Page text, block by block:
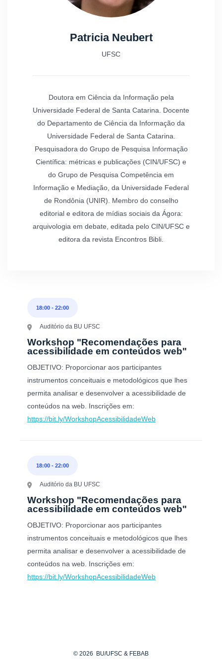
Patricia Neubert
UFSC
Doutora em Ciência da Informação pela
Universidade Federal de Santa Catarina. Docente
do Departamento de Ciência da Informação da
Universidade Federal de Santa Catarina.
Pesquisadora do Grupo de Pesquisa Informação
Científica: métricas e publicações (CIN/UFSC) e
do Grupo de Pesquisa Competência em
Informação e Mediação, da Universidade Federal
de Rondônia (UNIR). Membro do conselho
editorial e editora de mídias sociais da Ágora:
arquivologia em debate, editada pelo CIN/UFSC e
editora da revista Encontros Bibli.
18:00 - 22:00
Auditório da BU UFSC
Workshop "Recomendações para
acessibilidade em conteúdos web"
OBJETIVO: Proporcionar aos participantes
instrumentos conceituais e metodológicos que lhes
permita analisar e desenvolver a acessibilidade de
conteúdos na web. Inscrições em:
https://bit.ly/WorkshopAcessibilidadeWeb
18:00 - 22:00
Auditório da BU UFSC
Workshop "Recomendações para
acessibilidade em conteúdos web"
OBJETIVO: Proporcionar aos participantes
instrumentos conceituais e metodológicos que lhes
permita analisar e desenvolver a acessibilidade de
conteúdos na web. Inscrições em:
https://bit.ly/WorkshopAcessibilidadeWeb
© 2026 BU/UFSC & FEBAB